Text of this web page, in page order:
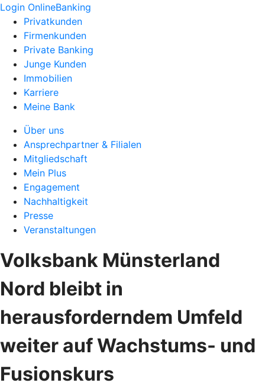
Login OnlineBanking
Privatkunden
Firmenkunden
Private Banking
Junge Kunden
Immobilien
Karriere
Meine Bank
Über uns
Ansprechpartner & Filialen
Mitgliedschaft
Mein Plus
Engagement
Nachhaltigkeit
Presse
Veranstaltungen
Volksbank Münsterland
Nord bleibt in
herausforderndem Umfeld
weiter auf Wachstums- und
Fusionskurs